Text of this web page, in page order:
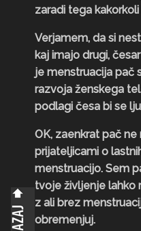
zaradi tega
Verjamem, da si
kaj imajo drugi,
je menstruacija pač
razvoja ženskega
podlagi česa bi se
OK, zaenkrat pač
prijateljicami o
menstruacijo. Sem
tvoje življenje lahko
z ali brez
obremenjuj.